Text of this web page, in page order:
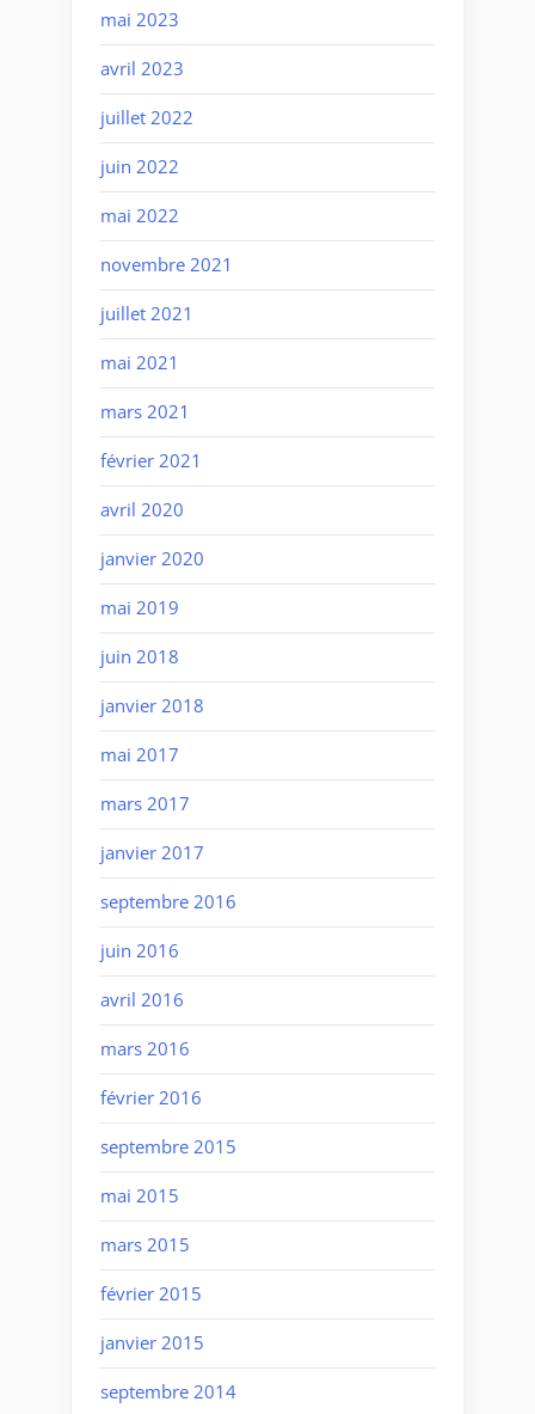
mai 2023
avril 2023
juillet 2022
juin 2022
mai 2022
novembre 2021
juillet 2021
mai 2021
mars 2021
février 2021
avril 2020
janvier 2020
mai 2019
juin 2018
janvier 2018
mai 2017
mars 2017
janvier 2017
septembre 2016
juin 2016
avril 2016
mars 2016
février 2016
septembre 2015
mai 2015
mars 2015
février 2015
janvier 2015
septembre 2014